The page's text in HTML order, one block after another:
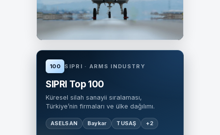
Uçaklar
GLOBAL KOLEKSİYON
100 SIPRI · ARMS INDUSTRY
SIPRI Top 100
Küresel silah sanayii sıralaması,
Türkiye’nin firmaları ve ülke dağılımı.
ASELSAN Baykar TUSAŞ +2